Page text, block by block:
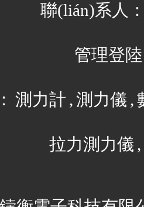
聯(lián)系人
管理登陸
測力計 , 測力儀 ,
拉力測力儀 ,